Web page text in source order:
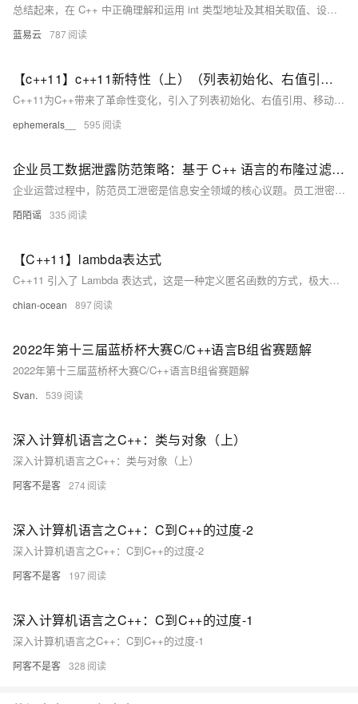
总结起来，在 C++ 中正确理解和运用 int 类型地址及其相关取值、设定等操纵至关重要且基础性强：定义 int 类型 pointer 需加星号；初始化 pointer 需配合 & 取址；读写 pointer 执向之处需配合 * 解引用操纵进行。
蓝易云 787
【c++11】c++11新特性（上）（列表初始化、右值引用和移动语义、类的新默认成员函数、lambda表达式）
C++11为C++带来了革命性变化，引入了列表初始化、右值引用、移动语义、类的新默认成员函数和lambda表达式等特性。列表初始化统一了对象初始化方式，initializer_list简化了容器多元素初始化；右值引用和移动语义优化了资源管理，减少拷贝开销；类新增移动构造和移动赋值函数提升性能；lambda表达式提供匿名函数对象，增强代码简洁性和灵活性。这些特性共同推动了现代C++编程的发展，提升了开发效率与程序性能。
ephemerals__ 595
企业员工数据泄露防范策略：基于 C++ 语言的布隆过滤器算法剖析[如何防止员工泄密]
企业运营过程中，防范员工泄密是信息安全领域的核心议题。员工泄密可能致使企业核心数据、商业机密等关键资产的流失，进而给企业造成严重损失。为应对这一挑战，借助恰当的数据结构与算法成为强化信息防护的有效路径。本文专注于 C++ 语言中的布隆过滤器算法，深入探究其在防范员工泄密场景中的应用。
陌陌谣 335
【C++11】lambda表达式
C++11 引入了 Lambda 表达式，这是一种定义匿名函数的方式，极大提升了代码的简洁性和可维护性。本文详细介绍了 Lambda 表达式的语法、捕获机制及应用场景，包括在标准算法、排序和事件回调中的使用，以及高级特性如捕获 `this` 指针和可变 Lambda 表达式。通过这些内容，读者可以全面掌握 Lambda 表达式，提升 C++ 编程技能。
chian-ocean 897
2022年第十三届蓝桥杯大赛C/C++语言B组省赛题解
2022年第十三届蓝桥杯大赛C/C++语言B组省赛题解
Svan. 539
深入计算机语言之C++：类与对象（上）
深入计算机语言之C++：类与对象（上）
阿客不是客 274
深入计算机语言之C++：C到C++的过度-2
深入计算机语言之C++：C到C++的过度-2
阿客不是客 197
深入计算机语言之C++：C到C++的过度-1
深入计算机语言之C++：C到C++的过度-1
阿客不是客 328